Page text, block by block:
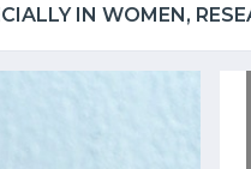
IN WOMEN,